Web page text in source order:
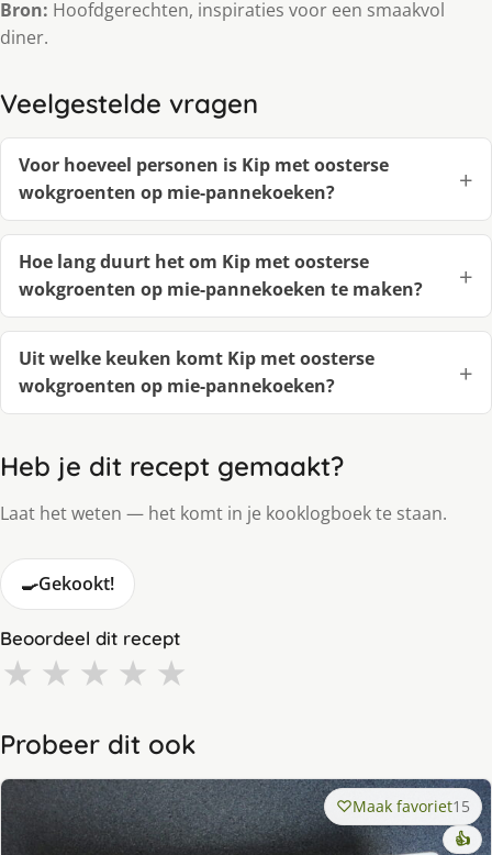
Bron: Hoofdgerechten, inspiraties voor een smaakvol
diner.
Veelgestelde vragen
Voor hoeveel personen is Kip met oosterse
wokgroenten op mie-pannekoeken?
Hoe lang duurt het om Kip met oosterse
wokgroenten op mie-pannekoeken te maken?
Uit welke keuken komt Kip met oosterse
wokgroenten op mie-pannekoeken?
Heb je dit recept gemaakt?
Laat het weten — het komt in je kooklogboek te staan.
🍳Gekookt!
Beoordeel dit recept
★ ★ ★ ★ ★
Probeer dit ook
Maak favoriet15
👍